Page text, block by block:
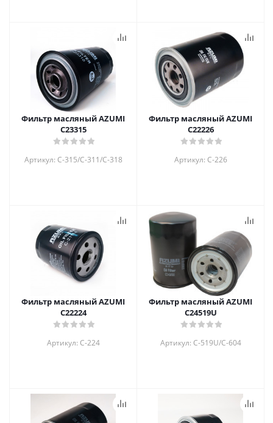
Фильтр масляный AZUMI
C23315
Артикул: C-315/C-311/C-318
Фильтр масляный AZUMI
C22226
Артикул: C-226
Фильтр масляный AZUMI
C22224
Артикул: C-224
Фильтр масляный AZUMI
C24519U
Артикул: C-519U/C-604